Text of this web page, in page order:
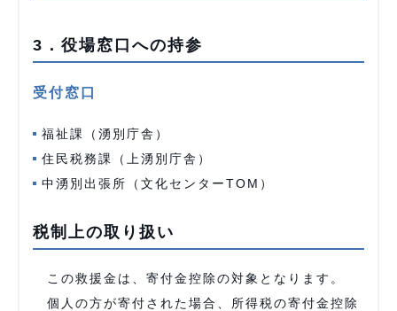
3．役場窓口への持参
受付窓口
福祉課（湧別庁舎）
住民税務課（上湧別庁舎）
中湧別出張所（文化センターTOM）
税制上の取り扱い
この救援金は、寄付金控除の対象となります。
個人の方が寄付された場合、所得税の寄付金控除